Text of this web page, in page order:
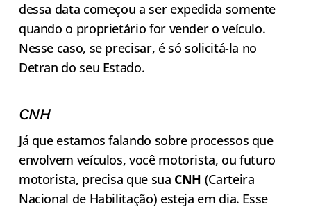
dessa data começou a ser expedida somente
quando o proprietário for vender o veículo.
Nesse caso, se precisar, é só solicitá-la no
Detran do seu Estado.
CNH
Já que estamos falando sobre processos que
envolvem veículos, você motorista, ou futuro
motorista, precisa que sua CNH (Carteira
Nacional de Habilitação) esteja em dia. Esse